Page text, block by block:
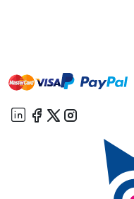
mastervisa paypal